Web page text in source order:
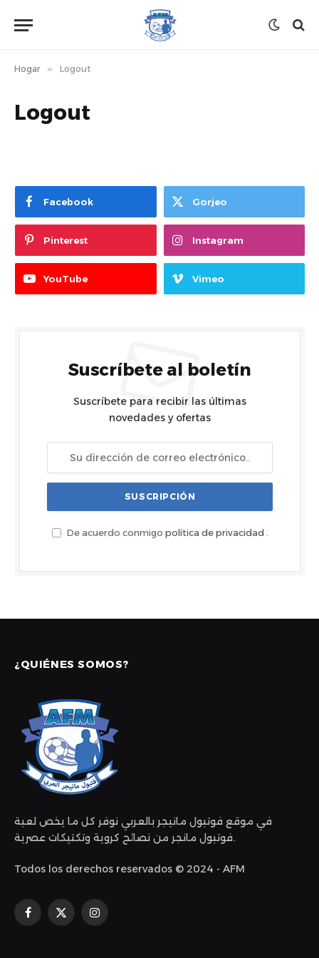
Hogar » Logout
Logout
Facebook Gorjeo
Pinterest Instagram
YouTube Vimeo
Suscríbete al boletín
Suscríbete para recibir las últimas
novedades y ofertas
De acuerdo conmigo política de privacidad .
¿QUIÉNES SOMOS?
في موقع فوتبول مانيجر بالعربي نوفر كل ما يخص لعبة
فوتبول مانجر من نصائح كروية وتكتيكات عصرية.
Todos los derechos reservados © 2024 - AFM
Facebook
X
Instagram